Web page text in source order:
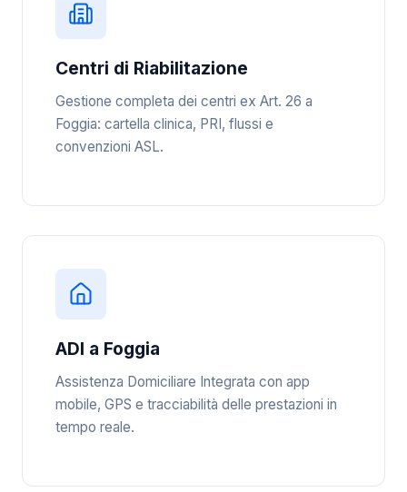
Centri di Riabilitazione
Gestione completa dei centri ex Art. 26 a
Foggia: cartella clinica, PRI, flussi e
convenzioni ASL.
ADI a Foggia
Assistenza Domiciliare Integrata con app
mobile, GPS e tracciabilità delle prestazioni in
tempo reale.